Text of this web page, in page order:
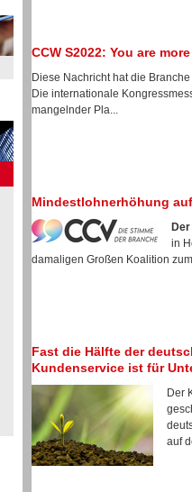
CCW S2022: You are
Diese Nachricht hat die
Die internationale
mangelnder Pla...
Mindestlohnerhöhung
in
damaligen Großen Koalition
Fast die Hälfte der
Kundenservice ist für
Der
auf